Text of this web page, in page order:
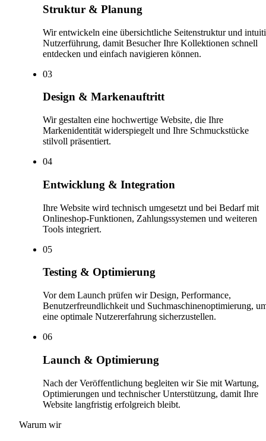
Struktur & Planung
Wir entwickeln eine übersichtliche Seitenstruktur und
Nutzerführung, damit Besucher Ihre Kollektionen schnell
entdecken und einfach navigieren können.
03
Design & Markenauftritt
Wir gestalten eine hochwertige Website, die Ihre
Markenidentität widerspiegelt und Ihre Schmuckstücke
stilvoll präsentiert.
04
Entwicklung & Integration
Ihre Website wird technisch umgesetzt und bei Bedarf mit
Onlineshop-Funktionen, Zahlungssystemen und weiteren
Tools integriert.
05
Testing & Optimierung
Vor dem Launch prüfen wir Design, Performance,
Benutzerfreundlichkeit und Suchmaschinenoptimierung,
eine optimale Nutzererfahrung sicherzustellen.
06
Launch & Optimierung
Nach der Veröffentlichung begleiten wir Sie mit Wartung,
Optimierungen und technischer Unterstützung, damit Ihre
Website langfristig erfolgreich bleibt.
Warum wir